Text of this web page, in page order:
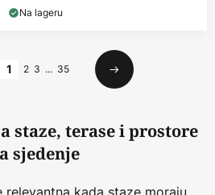
Na lageru
1 2 3 ... 35
Sljedeći
staze, terase i prostore
sjedenje